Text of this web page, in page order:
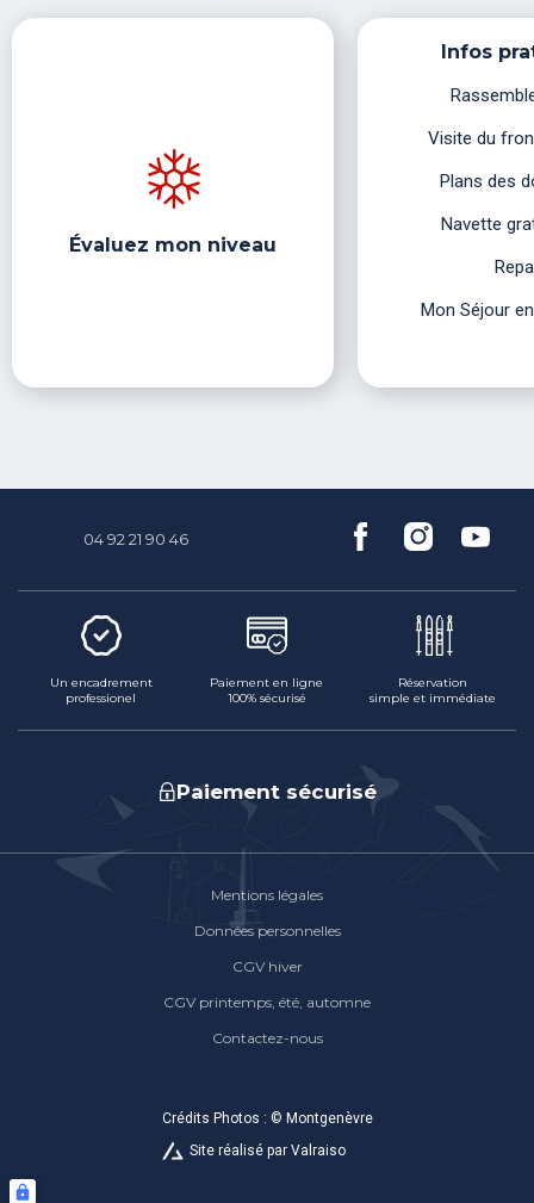
Évaluez mon niveau
Infos
Visite du
Plans des
Navette
Mon Séjour
04 92 21 90 46
Un encadrement
professionel
Paiement en ligne
100% sécurisé
Réservation
simple et immédiate
Paiement sécurisé
Mentions légales
Données personnelles
CGV hiver
CGV printemps, été, automne
Contactez-nous
Crédits Photos : © Montgenèvre
Site réalisé par Valraiso